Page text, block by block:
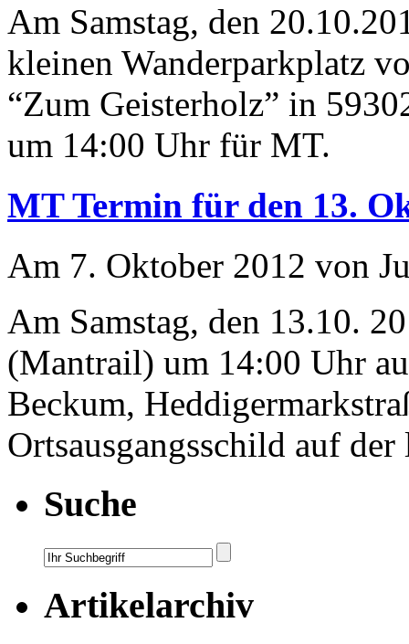
Am Samstag, den
kleinen Wanderparkplatz
“Zum Geisterholz” in
um 14:00 Uhr für MT.
MT Termin für den 13.
Am 7. Oktober 2012 von
Am Samstag, den 13.10.
(Mantrail) um 14:00 Uhr
Beckum,
Ortsausgangsschild auf
Suche
Artikelarchiv